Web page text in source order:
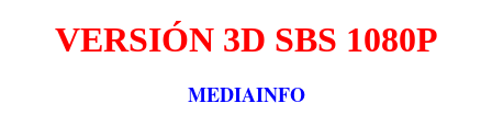
VERSIÓN 3D SBS 1080P
MEDIAINFO